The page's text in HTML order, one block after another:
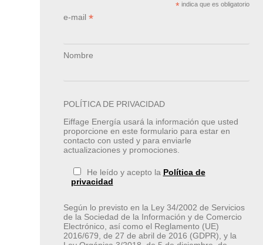
*indica que es obligatorio
e-mail *
Nombre
POLÍTICA DE PRIVACIDAD
Eiffage Energía usará la información que usted
proporcione en este formulario para estar en
contacto con usted y para enviarle
actualizaciones y promociones.
He leído y acepto la Política de
privacidad
Según lo previsto en la Ley 34/2002 de Servicios
de la Sociedad de la Información y de Comercio
Electrónico, así como el Reglamento (UE)
2016/679, de 27 de abril de 2016 (GDPR), y la